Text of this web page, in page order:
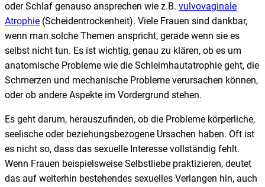
oder Schlaf genauso ansprechen wie z.B. vulvovaginale
Atrophie (Scheidentrockenheit). Viele Frauen sind dankbar,
wenn man solche Themen anspricht, gerade wenn sie es
selbst nicht tun. Es ist wichtig, genau zu klären, ob es um
anatomische Probleme wie die Schleimhautatrophie geht, die
Schmerzen und mechanische Probleme verursachen können,
oder ob andere Aspekte im Vordergrund stehen.
Es geht darum, herauszufinden, ob die Probleme körperliche,
seelische oder beziehungsbezogene Ursachen haben. Oft ist
es nicht so, dass das sexuelle Interesse vollständig fehlt.
Wenn Frauen beispielsweise Selbstliebe praktizieren, deutet
das auf weiterhin bestehendes sexuelles Verlangen hin, auch